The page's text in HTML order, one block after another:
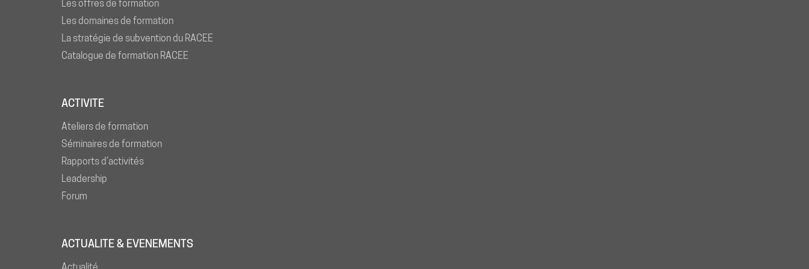
Les offres de formation
Les domaines de formation
La stratégie de subvention du RACEE
Catalogue de formation RACEE
ACTIVITE
Ateliers de formation
Séminaires de formation
Rapports d’activités
Leadership
Forum
ACTUALITE & EVENEMENTS
Actualité